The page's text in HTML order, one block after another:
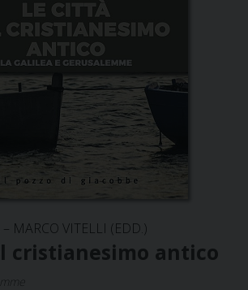
MARCO VITELLI (EDD.)
cristianesimo antico